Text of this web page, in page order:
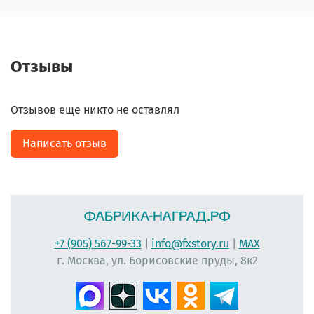
Отзывы
Отзывов еще никто не оставлял
Написать отзыв
+7 (905) 567-99-33 info@fxstory.ru
MAX
г. Москва, ул. Борисовские пруды, 8к2